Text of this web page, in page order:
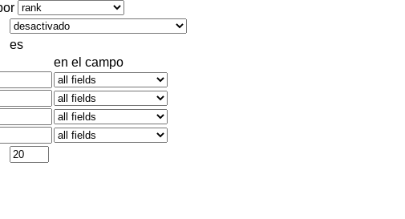
es
en el campo